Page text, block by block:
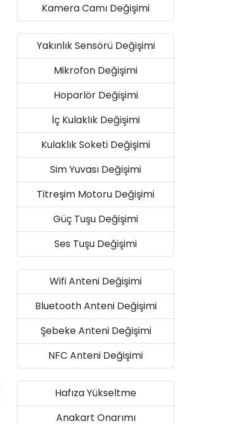
Kamera Camı Değişimi
Yakınlık Sensörü Değişimi
Mikrofon Değişimi
Hoparlör Değişimi
İç Kulaklık Değişimi
Kulaklık Soketi Değişimi
Sim Yuvası Değişimi
Titreşim Motoru Değişimi
Güç Tuşu Değişimi
Ses Tuşu Değişimi
Wifi Anteni Değişimi
Bluetooth Anteni Değişimi
Şebeke Anteni Değişimi
NFC Anteni Değişimi
Hafıza Yükseltme
Anakart Onarımı